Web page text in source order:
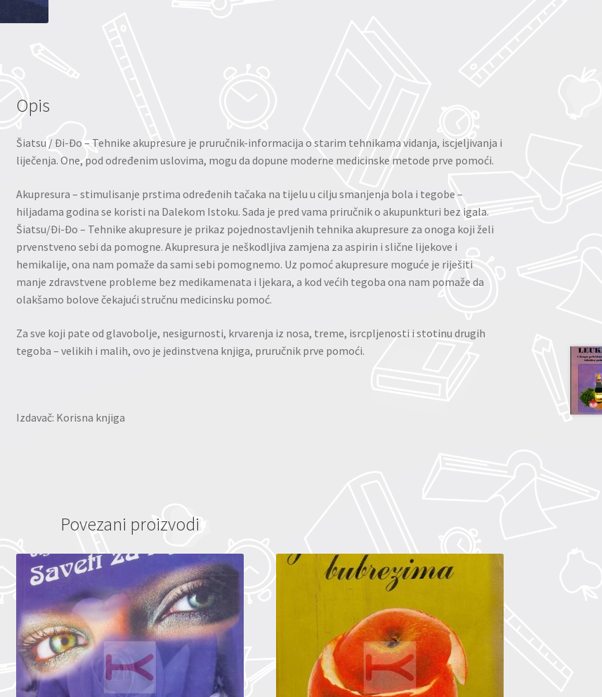
Opis
Šiatsu / Đi-Đo – Tehnike akupresure je pruručnik-informacija o starim tehnikama vidanja, iscjeljivanja i
liječenja. One, pod određenim uslovima, mogu da dopune moderne medicinske metode prve pomoći.
Akupresura – stimulisanje prstima određenih tačaka na tijelu u cilju smanjenja bola i tegobe –
hiljadama godina se koristi na Dalekom Istoku. Sada je pred vama priručnik o akupunkturi bez igala.
Šiatsu/Đi-Đo – Tehnike akupresure je prikaz pojednostavljenih tehnika akupresure za onoga koji želi
prvenstveno sebi da pomogne. Akupresura je neškodljiva zamjena za aspirin i slične lijekove i
hemikalije, ona nam pomaže da sami sebi pomognemo. Uz pomoć akupresure moguće je riješiti
manje zdravstvene probleme bez medikamenata i ljekara, a kod većih tegoba ona nam pomaže da
olakšamo bolove čekajući stručnu medicinsku pomoć.
Za sve koji pate od glavobolje, nesigurnosti, krvarenja iz nosa, treme, isrcpljenosti i stotinu drugih
tegoba – velikih i malih, ovo je jedinstvena knjiga, pruručnik prve pomoći.
Izdavač: Korisna knjiga
Povezani proizvodi